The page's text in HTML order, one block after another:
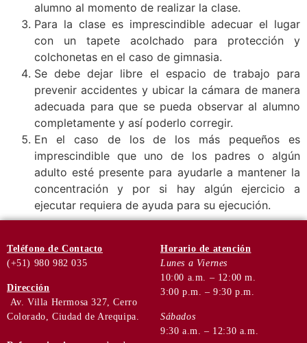
alumno al momento de realizar la clase.
Para la clase es imprescindible adecuar el lugar
con un tapete acolchado para protección y
colchonetas en el caso de gimnasia.
Se debe dejar libre el espacio de trabajo para
prevenir accidentes y ubicar la cámara de manera
adecuada para que se pueda observar al alumno
completamente y así poderlo corregir.
En el caso de los de los más pequeños es
imprescindible que uno de los padres o algún
adulto esté presente para ayudarle a mantener la
concentración y por si hay algún ejercicio a
ejecutar requiera de ayuda para su ejecución.
Teléfono de Contacto
(+51) 980 982 035
Dirección
Av. Villa Hermosa 327, Cerro
Colorado, Ciudad de Arequipa.
Horario de atención
Lunes a Viernes
10:00 a.m. – 12:00 m.
3:00 p.m. – 9:30 p.m.
Sábados
9:30 a.m. – 12:30 a.m.